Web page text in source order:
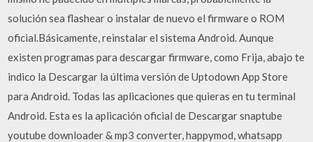
solución sea flashear o instalar de nuevo el firmware o ROM
oficial.Básicamente, reinstalar el sistema Android. Aunque
existen programas para descargar firmware, como Frija, abajo te
indico la Descargar la última versión de Uptodown App Store
para Android. Todas las aplicaciones que quieras en tu terminal
Android. Esta es la aplicación oficial de Descargar snaptube
youtube downloader & mp3 converter, happymod, whatsapp